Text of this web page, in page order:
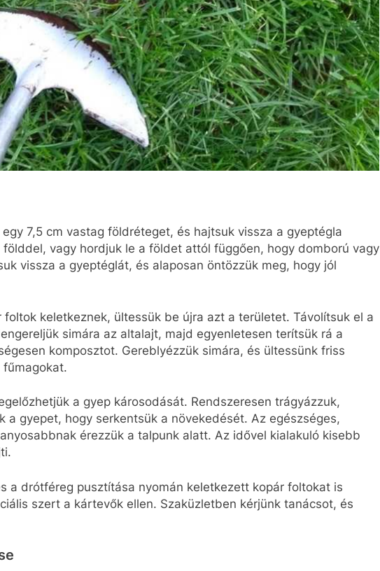
7,5 cm vastag földréteget, és hajtsuk vissza a gyeptégla
vagy hordjuk le a földet attól függően, hogy domború vagy
vissza a gyeptéglát, és alaposan öntözzük meg, hogy jól
keletkeznek, ültessük be újra azt a területet. Távolítsuk el a
simára az altalajt, majd egyenletesen terítsük rá a
komposztot. Gereblyézzük simára, és ültessünk friss
fűmagokat.
a gyep károsodását. Rendszeresen trágyázzuk,
a gyepet, hogy serkentsük a növekedését. Az egészséges,
érezzük a talpunk alatt. Az idővel kialakuló kisebb
a drótféreg pusztítása nyomán keletkezett kopár foltokat is
szert a kártevők ellen. Szaküzletben kérjünk tanácsot, és